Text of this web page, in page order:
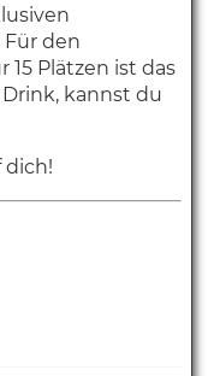
den
Plätzen ist das
kannst du
dich!